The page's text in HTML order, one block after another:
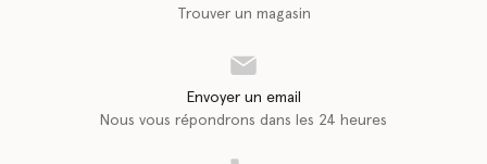
Trouver un magasin
Envoyer un email
Nous vous répondrons dans les 24 heures